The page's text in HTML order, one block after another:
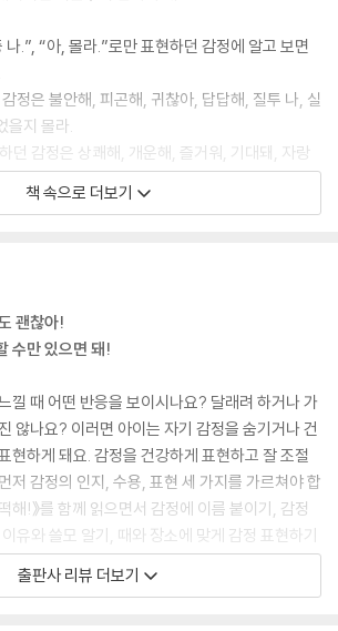
나.”, “아, 몰라.”로만 표현하던 감정에 알고 보면
정은 불안해, 피곤해, 귀찮아, 답답해, 질투 나, 실
을지 몰라.
던 감정은 상쾌해, 개운해, 즐거워, 기대돼, 자랑
이었을지도 모르지.
모가 있어 기쁨, 즐거움, 행복은 좋은 감정이고 슬
정은 없어. 우리가 느끼는 감정은 저마다 쓸모가
으니 쉬라는 신호야. 화는 옳지 못하거나 억울한
걱정은 앞으로 일어날지 모를 일에 대비하도록 도
겼을 때 도망가거나 어른에게 도와 달라고 말하게
책 속으로 더보기
괜찮아!
수만 있으면 돼!
낄 때 어떤 반응을 보이시나요? 달래려 하거나 가
않나요? 이러면 아이는 자기 감정을 숨기거나 건
현하게 돼요. 감정을 건강하게 표현하고 잘 조절
저 감정의 인지, 수용, 표현 세 가지를 가르쳐야 합
해!》를 함께 읽으면서 감정에 이름 붙이기, 감정
유와 쓸모 알기, 때와 장소에 맞게 감정 표현하기
, 자기 감정의 진짜 주인이 되는 법을 가르쳐 주세
출판사 리뷰 더보기